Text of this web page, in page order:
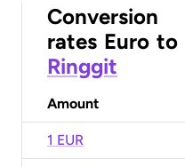
Conversion
rates Euro to
Ringgit
Amount
1 EUR